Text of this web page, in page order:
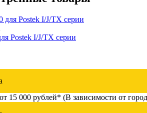
Postek I/J/TX серии
15 000 рублей* (В зависимости от